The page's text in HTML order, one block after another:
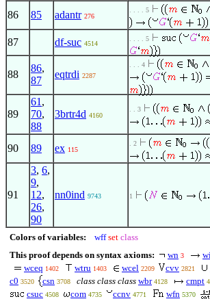
86 85 adantr 276
. . . . 5
87 df-suc 4514
. . . . 5
88
86,
87
eqtrdi 2287
. . . 4
89
61 ,
70,
88
3brtr4d 4160
. . 3
90 89 ex 115
. 2
91
3, 6,
9,
12,
26,
90
nn0ind 9743 1
Colors of variables: wff set class
This proof depends on syntax axioms:
wn 3
wceq 1402 wtru 1403 wcel 2209 cvv 2821
c0 3520 csn 3708 class class class wbr 4128 cmpt
csuc 4508 com 4735 ccnv 4771 wfn 5370